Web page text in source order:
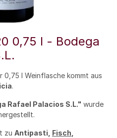
0,75 l - Bodega
0,75 l Weinflasche kommt aus
.
Rafael Palacios S.L." wurde
zu Antipasti, Fisch